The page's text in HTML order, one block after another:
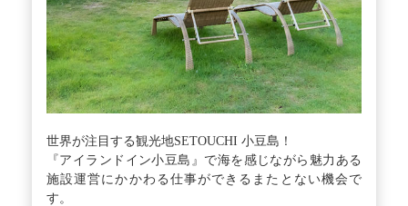
世界が注目する観光地SETOUCHI 小豆島！
『アイランドイン小豆島』で海を感じながら魅力ある
施設運営にかかわる仕事ができるまたとない機会で
す。